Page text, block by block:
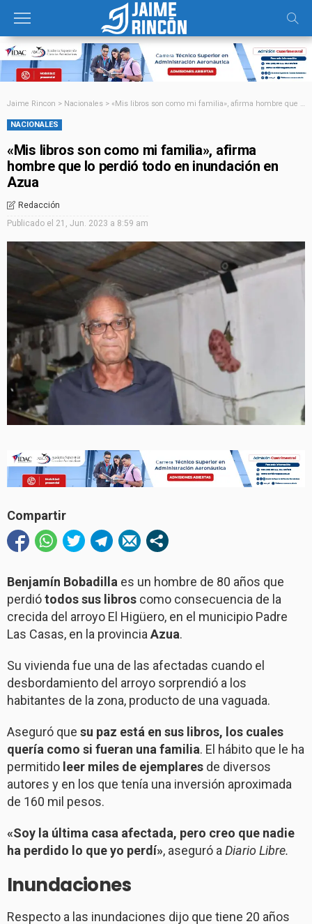
Jaime Rincon > Nacionales > «Mis libros son como mi familia», afirma hombre que lo perdió todo en inundación en Azua
NACIONALES
«Mis libros son como mi familia», afirma
hombre que lo perdió todo en inundación en
Azua
Redacción
Publicado el 21, Jun. 2023 a 8:59 am
Compartir
Benjamín Bobadilla es un hombre de 80 años que
perdiótodos sus libros como consecuencia de la
crecida del arroyo El Higüero, en el municipio Padre
Las Casas, en la provincia Azua.
Su vivienda fue una de las afectadas cuando el
desbordamiento del arroyo sorprendió a los
habitantes de la zona, producto de una vaguada.
Aseguró que su paz está en sus libros, los cuales
quería como si fueran una familia. El hábito que le ha
permitido leer miles de ejemplares de diversos
autores y en los que tenía una inversión aproximada
de 160 mil pesos.
«Soy la última casa afectada, pero creo que nadie
ha perdido lo que yo perdí», aseguró a Diario Libre.
Inundaciones
Respecto a las inundaciones dijo que tiene 20 años